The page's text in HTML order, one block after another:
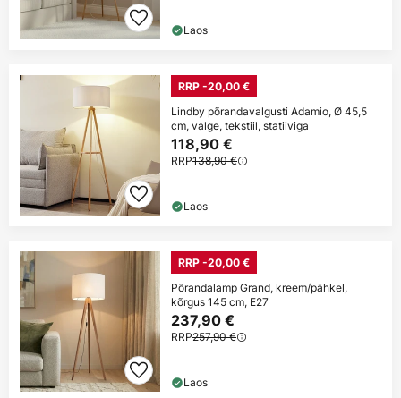
Laos
RRP -20,00 €
Lindby põrandavalgusti Adamio, Ø 45,5
cm, valge, tekstiil, statiiviga
118,90 €
RRP138,90 €
Laos
RRP -20,00 €
Põrandalamp Grand, kreem/pähkel,
kõrgus 145 cm, E27
237,90 €
RRP257,90 €
Laos